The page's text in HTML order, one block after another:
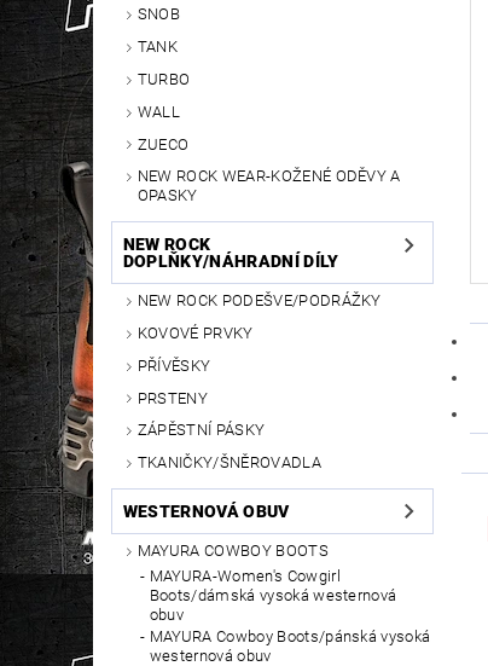
SNOB
TANK
TURBO
WALL
ZUECO
NEW ROCK WEAR-KOŽENÉ ODĚVY A
OPASKY
NEW ROCK
DOPLŇKY/NÁHRADNÍ DÍLY
NEW ROCK PODEŠVE/PODRÁŽKY
KOVOVÉ PRVKY
PŘÍVĚSKY
PRSTENY
ZÁPĚSTNÍ PÁSKY
TKANIČKY/ŠNĚROVADLA
WESTERNOVÁ OBUV
MAYURA COWBOY BOOTS
MAYURA-Women's Cowgirl
Boots/dámská vysoká westernová
obuv
MAYURA Cowboy Boots/pánská vysoká
westernová obuv